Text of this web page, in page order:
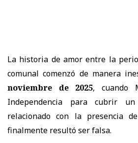
La historia de amor entre la
comunal comenzó de manera
noviembre de 2025, cuando
Independencia para cubrir
relacionado con la presencia
finalmente resultó ser falsa.